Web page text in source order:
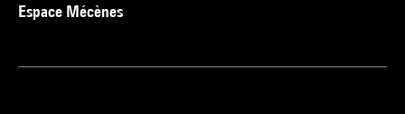
Espace Mécènes